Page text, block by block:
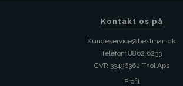
Kontakt os på
Kundeservice@bestman.dk
Telefon: 8862 6233
CVR 33496362 Thol Aps
Profil